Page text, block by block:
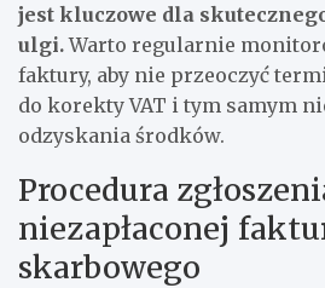
jest kluczowe dla
ulgi.Warto regularnie
faktury, aby nie przeoczyć
do korekty VAT i tym samym
odzyskania środków.
Procedura
niezapłaconej
skarbowego